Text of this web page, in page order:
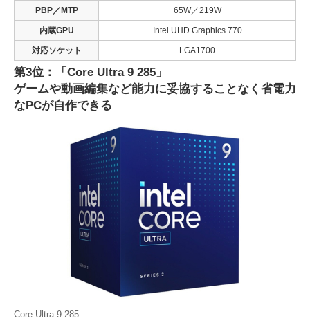
PBP／MTP 65W／219W
内蔵GPU Intel UHD Graphics 770
対応ソケット LGA1700
第3位：「Core Ultra 9 285」
ゲームや動画編集など能力に妥協することなく省電力
なPCが自作できる
Core Ultra 9 285